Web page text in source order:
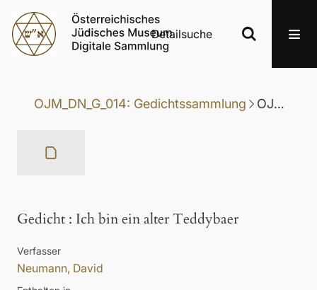
Detailsuche
OJM_DN_G_014: Gedichtssammlung OJM_DN_G_014-065: Gedicht
Gedicht : Ich bin ein alter Teddybaer
Verfasser
Neumann, David